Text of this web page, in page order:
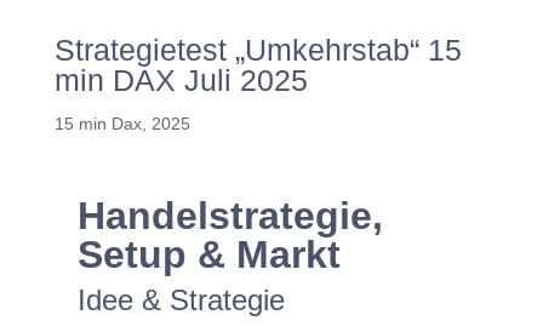
Strategietest „Umkehrstab“ 15
min DAX Juli 2025
15 min Dax, 2025
Handelstrategie,
Setup & Markt
Idee & Strategie